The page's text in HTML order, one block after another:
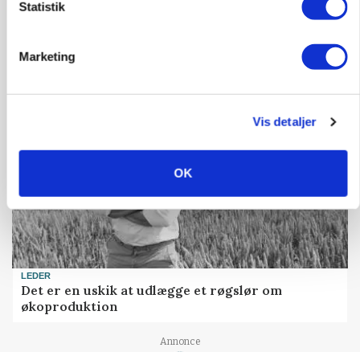
Statistik
Marketing
Vis detaljer
OK
presset marked for oksekød
LEDER
Det er en uskik at udlægge et røgslør om
økoproduktion
Annonce